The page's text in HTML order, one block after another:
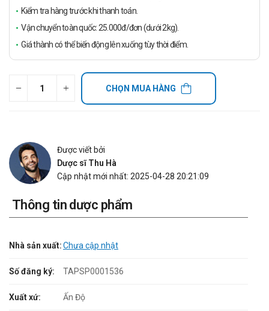
Kiểm tra hàng trước khi thanh toán.
Vận chuyển toàn quốc: 25.000đ/đơn (dưới 2kg).
Giá thành có thể biến động lên xuống tùy thời điểm.
CHỌN MUA HÀNG
Được viết bởi
Dược sĩ Thu Hà
Cập nhật mới nhất: 2025-04-28 20:21:09
Thông tin dược phẩm
Nhà sản xuất:Chưa cập nhật
Số đăng ký: TAPSP0001536
Xuất xứ: Ấn Độ